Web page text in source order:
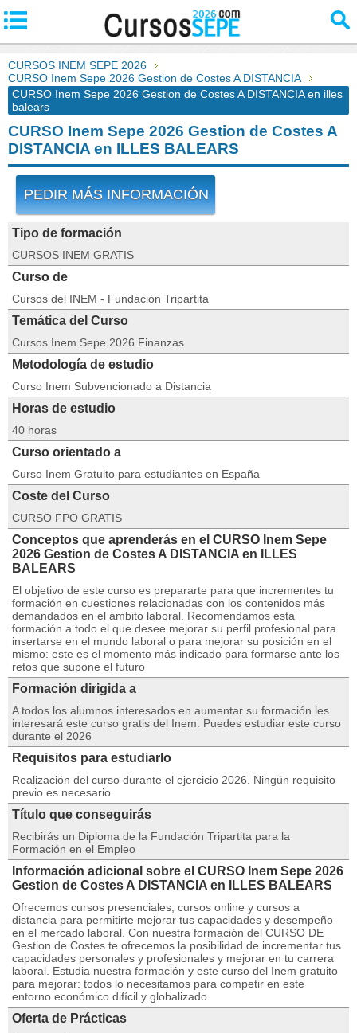
CURSOS INEM SEPE 2026
CURSO Inem Sepe 2026 Gestion de Costes A DISTANCIA
CURSO Inem Sepe 2026 Gestion de Costes A DISTANCIA en illes
balears
CURSO Inem Sepe 2026 Gestion de Costes A
DISTANCIA en ILLES BALEARS
PEDIR MÁS INFORMACIÓN
Tipo de formación
CURSOS INEM GRATIS
Curso de
Cursos del INEM - Fundación Tripartita
Temática del Curso
Cursos Inem Sepe 2026 Finanzas
Metodología de estudio
Curso Inem Subvencionado a Distancia
Horas de estudio
40 horas
Curso orientado a
Curso Inem Gratuito para estudiantes en España
Coste del Curso
CURSO FPO GRATIS
Conceptos que aprenderás en el CURSO Inem Sepe
2026 Gestion de Costes A DISTANCIA en ILLES
BALEARS
El objetivo de este curso es prepararte para que incrementes tu
formación en cuestiones relacionadas con los contenidos más
demandados en el ámbito laboral. Recomendamos esta
formación a todo el que desee mejorar su perfil profesional para
insertarse en el mundo laboral o para mejorar su posición en el
mismo: este es el momento más indicado para formarse ante los
retos que supone el futuro
Formación dirigida a
A todos los alumnos interesados en aumentar su formación les
interesará este curso gratis del Inem. Puedes estudiar este curso
durante el 2026
Requisitos para estudiarlo
Realización del curso durante el ejercicio 2026. Ningún requisito
previo es necesario
Título que conseguirás
Recibirás un Diploma de la Fundación Tripartita para la
Formación en el Empleo
Información adicional sobre el CURSO Inem Sepe 2026
Gestion de Costes A DISTANCIA en ILLES BALEARS
Ofrecemos cursos presenciales, cursos online y cursos a
distancia para permitirte mejorar tus capacidades y desempeño
en el mercado laboral. Con nuestra formación del CURSO DE
Gestion de Costes te ofrecemos la posibilidad de incrementar tus
capacidades personales y profesionales y mejorar en tu carrera
laboral. Estudia nuestra formación y este curso del Inem gratuito
para mejorar: todos lo necesitamos para competir en este
entorno económico difícil y globalizado
Oferta de Prácticas